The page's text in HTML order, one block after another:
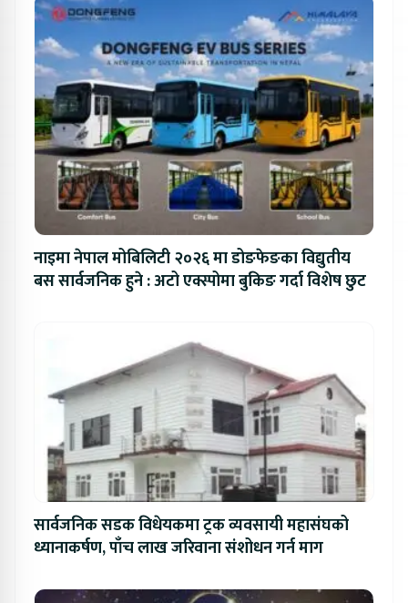
नाइमा नेपाल मोबिलिटी २०२६ मा डोङफेङका विद्युतीय
बस सार्वजनिक हुने : अटो एक्स्पोमा बुकिङ गर्दा विशेष छुट
सार्वजनिक सडक विधेयकमा ट्रक व्यवसायी महासंघको
ध्यानाकर्षण, पाँच लाख जरिवाना संशोधन गर्न माग